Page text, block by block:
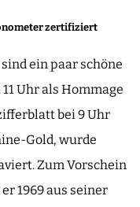
zertifiziert
ein paar schöne
Uhr als Hommage
bei 9 Uhr
Gold, wurde
Zum Vorschein
1969 aus seiner